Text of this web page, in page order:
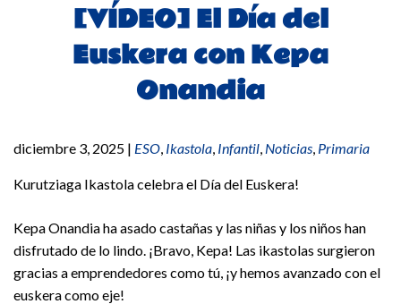
[VÍDEO] El Día del
Euskera con Kepa
Onandia
diciembre 3, 2025 | ESO, Ikastola, Infantil, Noticias, Primaria
Kurutziaga Ikastola celebra el Día del Euskera!
Kepa Onandia ha asado castañas y las niñas y los niños han
disfrutado de lo lindo. ¡Bravo, Kepa! Las ikastolas surgieron
gracias a emprendedores como tú, ¡y hemos avanzado con el
euskera como eje!